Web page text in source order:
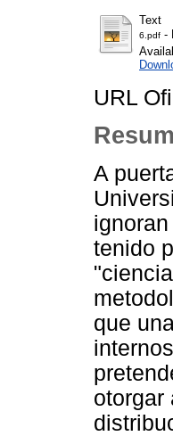
Text
6.pdf -
URL
A
tenido
que
otorgar